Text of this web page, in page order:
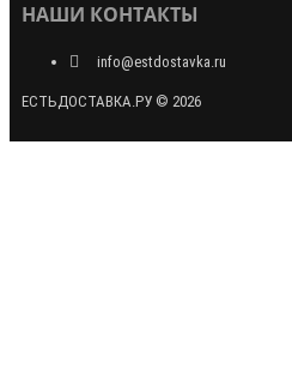
НАШИ КОНТАКТЫ
info@estdostavka.ru
ЕСТЬДОСТАВКА.РУ © 2026